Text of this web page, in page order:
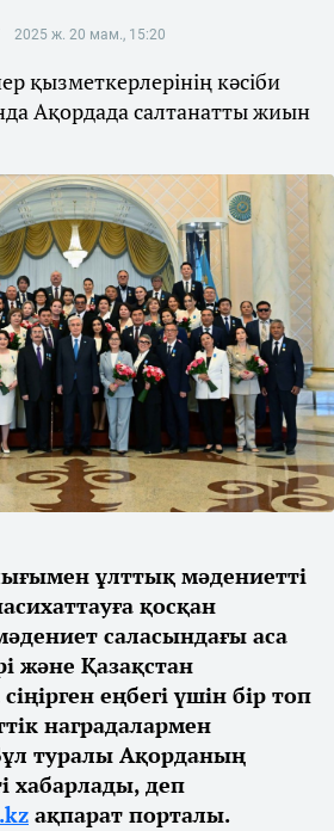
2025 ж. 20 мам., 15:20
қызметкерлерінің кәсіби
Ақордада салтанатты жиын
ұлттық мәдениетті
қосқан
саласындағы аса
және Қазақстан
еңбегі үшін бір топ
наградалармен
туралы Ақорданың
хабарлады, деп
ақпарат порталы.